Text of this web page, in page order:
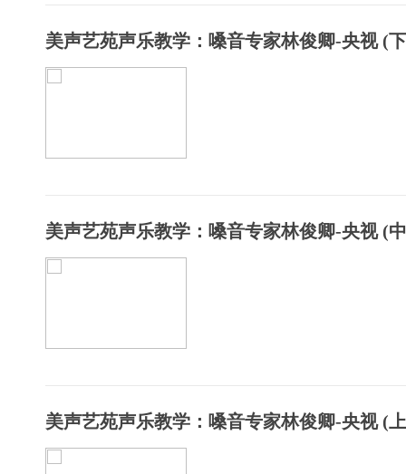
美声艺苑声乐教学：嗓音专家林俊卿-央视 (
美声艺苑声乐教学：嗓音专家林俊卿-央视 (
美声艺苑声乐教学：嗓音专家林俊卿-央视 (